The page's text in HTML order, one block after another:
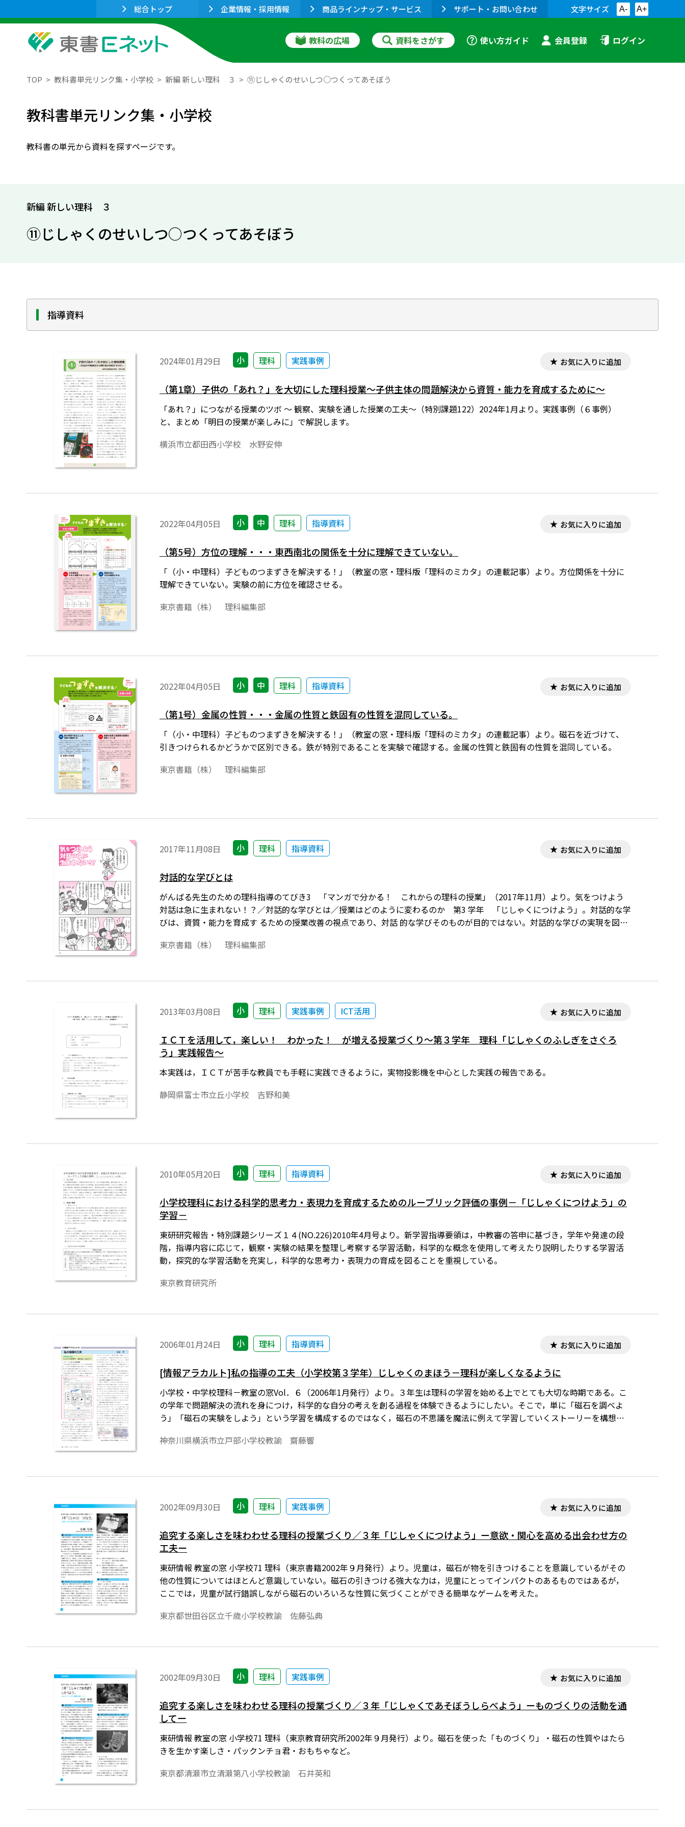
総合トップ 企業情報・採用情報 商品ラインナップ・サービス サポート・お問い合わせ 文字サイズ A- A+
教科の広場 資料をさがす 使い方ガイド 会員登録 ログイン
TOP 教科書単元リンク集・小学校 新編 新しい理科 ３ ⑪じしゃくのせいしつ○つくってあそぼう
教科書単元リンク集・小学校
教科書の単元から資料を探すページです。
新編 新しい理科 ３
⑪じしゃくのせいしつ○つくってあそぼう
指導資料
2024年01月29日 小 理科 実践事例 お気に入りに追加
（第1章）子供の「あれ？」を大切にした理科授業〜子供主体の問題解決から資質・能力を育成するために〜
「あれ？」につながる授業のツボ 〜 観察、実験を通した授業の工夫〜（特別課題122）2024年1月より。実践事例（６事例）
と、まとめ「明日の授業が楽しみに」で解説します。
横浜市立都田西小学校 水野安伸
2022年04月05日 小 中 理科 指導資料 お気に入りに追加
（第5号）方位の理解・・・東西南北の関係を十分に理解できていない。
「（小・中理科）子どものつまずきを解決する！」（教室の窓・理科版「理科のミカタ」の連載記事）より。方位関係を十分に
理解できていない。実験の前に方位を確認させる。
東京書籍（株） 理科編集部
2022年04月05日 小 中 理科 指導資料 お気に入りに追加
（第1号）金属の性質・・・金属の性質と鉄固有の性質を混同している。
「（小・中理科）子どものつまずきを解決する！」（教室の窓・理科版「理科のミカタ」の連載記事）より。磁石を近づけて、
引きつけられるかどうかで区別できる。鉄が特別であることを実験で確認する。金属の性質と鉄固有の性質を混同している。
東京書籍（株） 理科編集部
2017年11月08日 小 理科 指導資料 お気に入りに追加
対話的な学びとは
がんばる先生のための理科指導のてびき3 「マンガで分かる！ これからの理科の授業」（2017年11月）より。気をつけよう
対話は急に生まれない！？／対話的な学びとは／授業はどのように変わるのか 第3 学年 「じしゃくにつけよう」。対話的な学
びは、資質・能力を育成す るための授業改善の視点であり、対話 的な学びそのものが目的ではない。対話的な学びの実現を図る
していくことを目指す。
東京書籍（株） 理科編集部
2013年03月08日 小 理科 実践事例 ICT活用 お気に入りに追加
ＩＣＴを活用して，楽しい！ わかった！ が増える授業づくり～第３学年 理科「じしゃくのふしぎをさぐろ
う」実践報告～
本実践は，ＩＣＴが苦手な教員でも手軽に実践できるように，実物投影機を中心とした実践の報告である。
静岡県富士市立丘小学校 吉野和美
2010年05月20日 小 理科 指導資料 お気に入りに追加
小学校理科における科学的思考力・表現力を育成するためのルーブリック評価の事例－「じしゃくにつけよう」の
学習－
東研研究報告・特別課題シリーズ１４(NO.226)2010年4月号より。新学習指導要領は，中教審の答申に基づき，学年や発達の段
階，指導内容に応じて，観察・実験の結果を整理し考察する学習活動，科学的な概念を使用して考えたり説明したりする学習活
動，探究的な学習活動を充実し，科学的な思考力・表現力の育成を図ることを重視している。
東京教育研究所
2006年01月24日 小 理科 指導資料 お気に入りに追加
[情報アラカルト]私の指導の工夫（小学校第３学年）じしゃくのまほう－理科が楽しくなるように
小学校・中学校理科－教室の窓Vol．６（2006年1月発行）より。３年生は理科の学習を始める上でとても大切な時期である。こ
の学年で問題解決の流れを身につけ，科学的な自分の考えを創る過程を体験できるようにしたい。そこで，単に「磁石を調べよ
う」「磁石の実験をしよう」という学習を構成するのではなく，磁石の不思議を魔法に例えて学習していくストーリーを構想し
神奈川県横浜市立戸部小学校教諭 齋藤響
2002年09月30日 小 理科 実践事例 お気に入りに追加
追究する楽しさを味わわせる理科の授業づくり／３年「じしゃくにつけよう」ー意欲・関心を高める出会わせ方の
工夫ー
東研情報 教室の窓 小学校71 理科（東京書籍2002年９月発行）より。児童は，磁石が物を引きつけることを意識しているがその
他の性質についてはほとんど意識していない。磁石の引きつける強大な力は，児童にとってインパクトのあるものではあるが，
ここでは，児童が試行錯誤しながら磁石のいろいろな性質に気づくことができる簡単なゲームを考えた。
東京都世田谷区立千歳小学校教諭 佐藤弘典
2002年09月30日 小 理科 実践事例 お気に入りに追加
追究する楽しさを味わわせる理科の授業づくり／３年「じしゃくであそぼうしらべよう」ーものづくりの活動を通
してー
東研情報 教室の窓 小学校71 理科（東京教育研究所2002年９月発行）より。磁石を使った「ものづくり」・磁石の性質やはたら
きを生かす楽しさ・パックンチョ君・おもちゃなど。
東京都清瀬市立清瀬第八小学校教諭 石井英和